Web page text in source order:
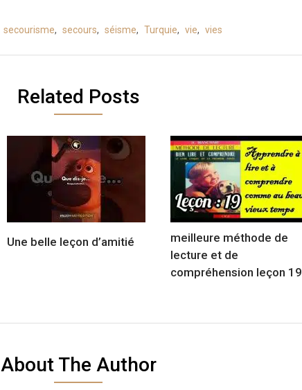
secourisme, secours, séisme, Turquie, vie, vies
Related Posts
Une belle leçon d’amitié
meilleure méthode de
lecture et de
compréhension leçon 19
About The Author